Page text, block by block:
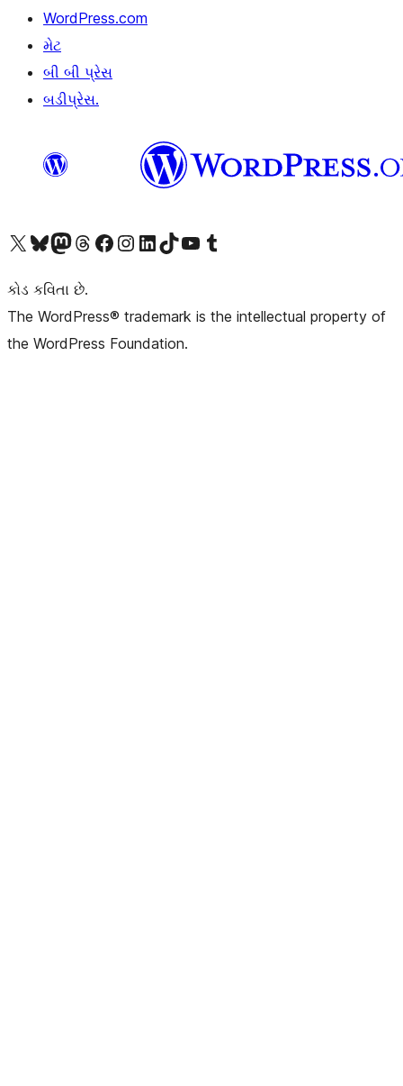
WordPress.com
મેટ
બી બી પ્રેસ
બડીપ્રેસ.
અમારા X (અગાઉ ટ્વિટર) એકાઉન્ટની મુલાકાત લોઅમારા Bluesky એકાઉન્ટની મુલાકાત લોઅમારા માસ્ટોડોન એકાઉન્ટની મુલાકાત લોઅમારા Threads એકાઉન્ટની મુલાકાત લો અમારા ફેસબુક પેજની મુલાકાત લોઅમારા ઇન્સ્ટાગ્રામ એકાઉન્ટની મુલાકાત લો અમારા LinkedIn એકાઉન્ટની મુલાકાત લોઅમારા TikTok એકાઉન્ટની મુલાકાત લોઅમારી YouTube ચેનલની મુલાકાત લો અમારા Tumblr એકાઉન્ટની મુલાકાત લો
કોડ કવિતા છે.
The WordPress® trademark is the intellectual property of
the WordPress Foundation.